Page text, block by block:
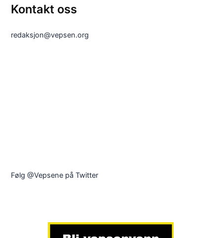
Kontakt oss
redaksjon@vepsen.org
Følg @Vepsene på Twitter